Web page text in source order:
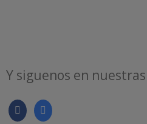
Y siguenos en